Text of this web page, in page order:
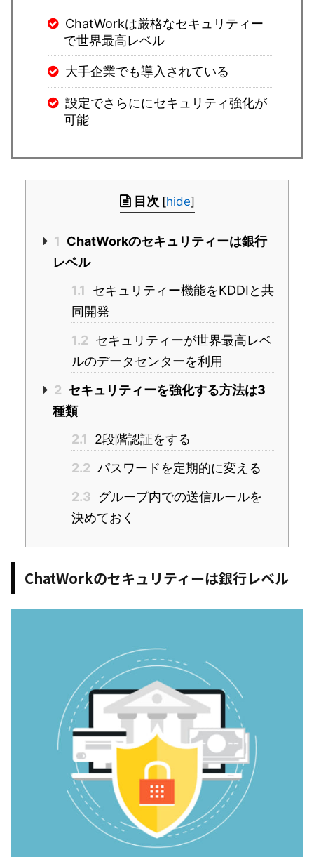
ChatWorkは厳格なセキュリティー
で世界最高レベル
大手企業でも導入されている
設定でさらににセキュリティ強化が
可能
目次 [hide]
1 ChatWorkのセキュリティーは銀行
レベル
1.1
セキュリティー機能をKDDIと共
同開発
1.2 セキュリティーが世界最高レベ
ルのデータセンターを利用
2 セキュリティーを強化する方法は3
種類
2.1
2段階認証をする
2.2 パスワードを定期的に変える
2.3
グループ内での送信ルールを
決めておく
ChatWorkのセキュリティーは銀行レベル